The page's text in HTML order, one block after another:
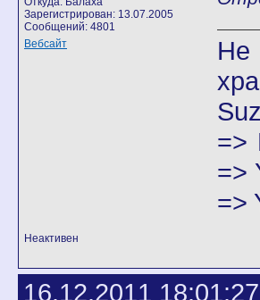
Зарегистрирован: 13.07.2005
Сообщений: 4801
Вебсайт
Не
=>
=>
=>
Неактивен
16.12.2011 18:01:27